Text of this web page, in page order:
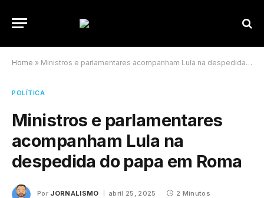
Home » Ministros e parlamentares acompanham Lula na despedida do papa em Roma
POLÍTICA
Ministros e parlamentares
acompanham Lula na
despedida do papa em Roma
Por JORNALISMO abril 25, 2025 2 Minutos